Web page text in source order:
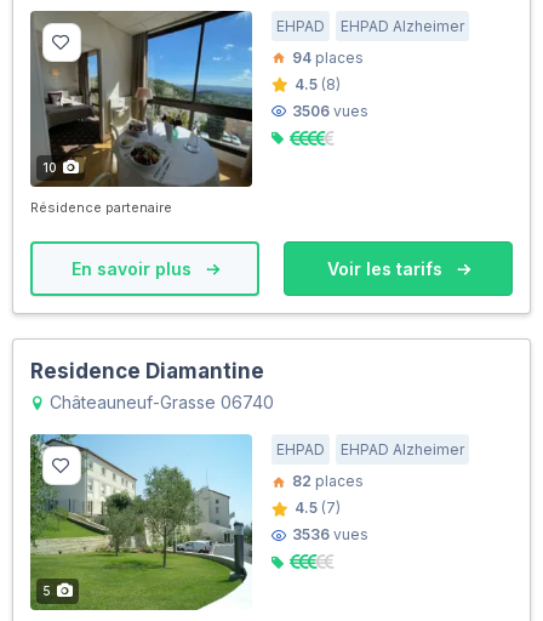
10
EHPAD
EHPAD Alzheimer
94 places
4.5 (8)
3506 vues
Résidence partenaire
En savoir plus Voir les tarifs
Residence Diamantine
Châteauneuf-Grasse 06740
5
EHPAD
EHPAD Alzheimer
82 places
4.5 (7)
3536 vues